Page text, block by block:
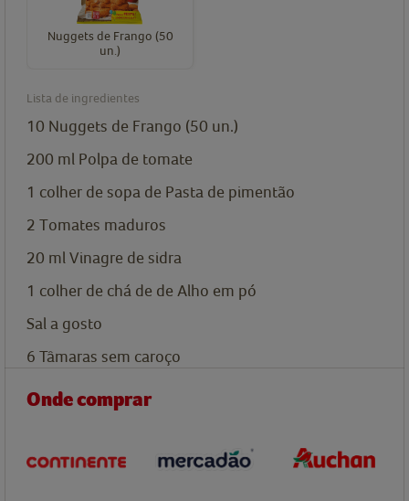
Nuggets de Frango (50
un.)
Lista de ingredientes
10 Nuggets de Frango (50 un.)
200 ml Polpa de tomate
1 colher de sopa de Pasta de pimentão
2 Tomates maduros
20 ml Vinagre de sidra
1 colher de chá de de Alho em pó
Sal a gosto
6 Tâmaras sem caroço
Onde comprar